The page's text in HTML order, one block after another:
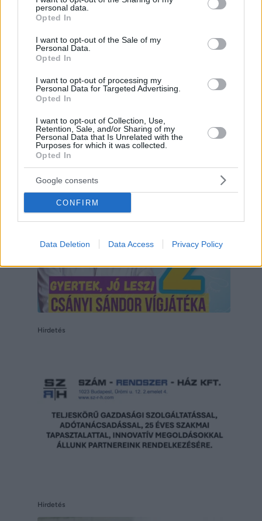
grant or deny consent to Google and its third-party tags to
use your data for below specified purposes in below Google
consent section.
personal data.
Opted In
I want to opt-out of the Sale of my
Personal Data.
Opted In
I want to opt-out of processing my
Personal Data for Targeted Advertising.
Opted In
I want to opt-out of Collection, Use,
Retention, Sale, and/or Sharing of my
Personal Data that Is Unrelated with the
Purposes for which it was collected.
Opted In
Google consents
CONFIRM
Data Deletion Data Access Privacy Policy
Hirdetés
Hirdetés
Hirdetés